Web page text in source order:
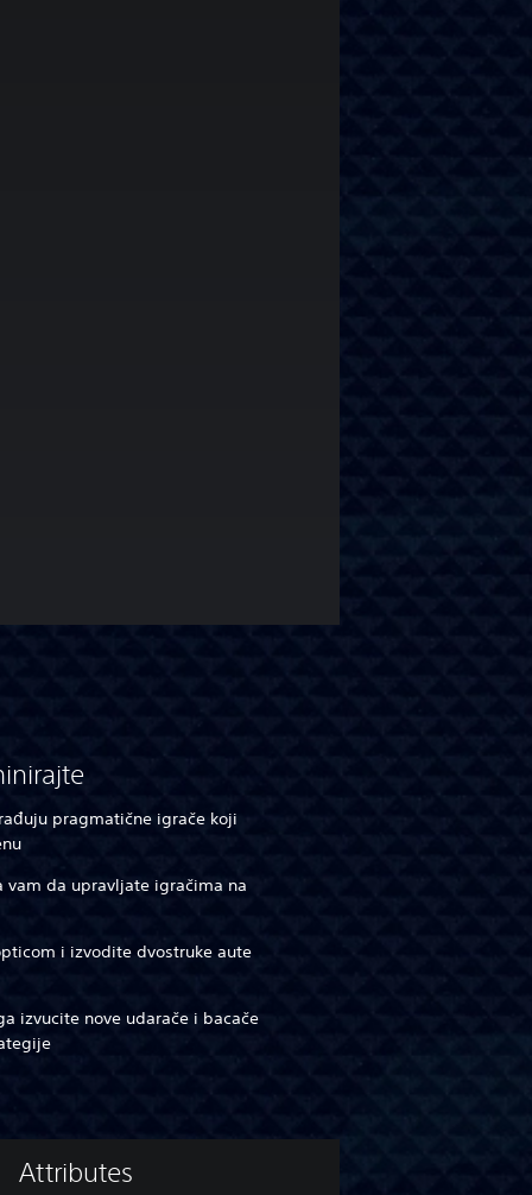
pragmatične igrače koji
vam da upravljate igračima na
i izvodite dvostruke aute
izvucite nove udarače i bacače
Attributes